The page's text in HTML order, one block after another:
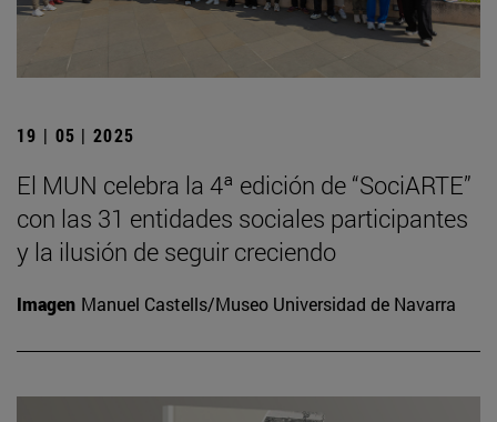
19 | 05 | 2025
El MUN celebra la 4ª edición de “SociARTE”
con las 31 entidades sociales participantes
y la ilusión de seguir creciendo
Imagen Manuel Castells/Museo Universidad de Navarra